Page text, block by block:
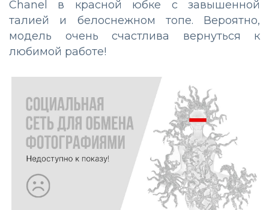
Chanel в красной юбке с завышенной
талией и белоснежном топе. Вероятно,
модель очень счастлива вернуться к
любимой работе!